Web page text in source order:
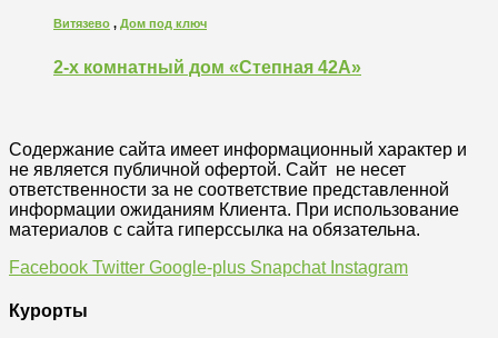
Витязево , Дом под ключ
2-х комнатный дом «Степная 42А»
Содержание сайта имеет информационный характер и
не является публичной офертой. Сайт не несет
ответственности за не соответствие представленной
информации ожиданиям Клиента. При использование
материалов с сайта гиперссылка на обязательна.
Facebook Twitter Google-plus Snapchat Instagram
Курорты